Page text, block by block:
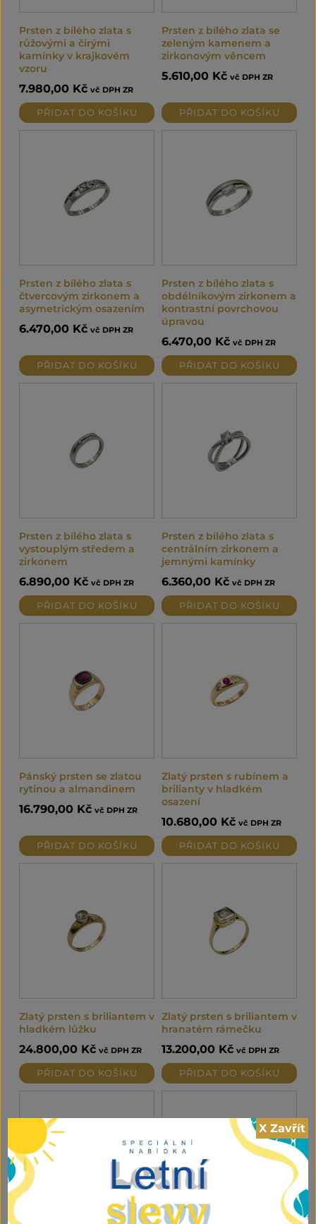
Prsten z bílého zlata s
růžovými a čirými
kamínky v krajkovém
vzoru
7.980,00 Kč vč DPH ZR
PŘIDAT DO KOŠÍKU
Prsten z bílého zlata se
zeleným kamenem a
zirkonovým věncem
5.610,00 Kč vč DPH ZR
PŘIDAT DO KOŠÍKU
Prsten z bílého zlata s
čtvercovým zirkonem a
asymetrickým osazením
6.470,00 Kč vč DPH ZR
PŘIDAT DO KOŠÍKU
Prsten z bílého zlata s
obdélníkovým zirkonem a
kontrastní povrchovou
úpravou
6.470,00 Kč vč DPH ZR
PŘIDAT DO KOŠÍKU
Prsten z bílého zlata s
vystouplým středem a
zirkonem
6.890,00 Kč vč DPH ZR
PŘIDAT DO KOŠÍKU
Prsten z bílého zlata s
centrálním zirkonem a
jemnými kamínky
6.360,00 Kč vč DPH ZR
PŘIDAT DO KOŠÍKU
Pánský prsten se zlatou
rytinou a almandinem
16.790,00 Kč vč DPH ZR
PŘIDAT DO KOŠÍKU
Zlatý prsten s rubínem a
brilianty v hladkém
osazení
10.680,00 Kč vč DPH ZR
PŘIDAT DO KOŠÍKU
Zlatý prsten s briliantem v
hladkém lůžku
24.800,00 Kč vč DPH ZR
PŘIDAT DO KOŠÍKU
Zlatý prsten s briliantem v
hranatém rámečku
13.200,00 Kč vč DPH ZR
PŘIDAT DO KOŠÍKU
X Zavřít